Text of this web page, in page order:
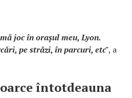
joc în orașul meu, Lyon.
pe străzi, în parcuri, etc", a
întotdeauna